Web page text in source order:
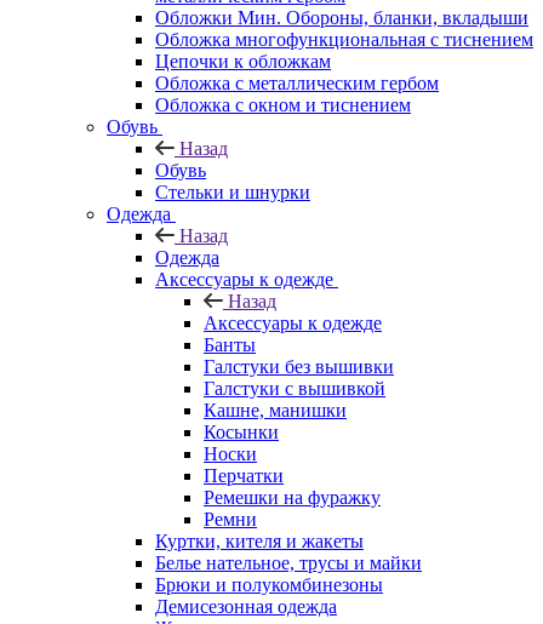
Обложки Мин. Обороны, бланки, вкладыши
Обложка многофункциональная с тиснением
Цепочки к обложкам
Обложка с металлическим гербом
Обложка с окном и тиснением
Обувь
Назад
Обувь
Стельки и шнурки
Одежда
Назад
Одежда
Аксессуары к одежде
Назад
Аксессуары к одежде
Банты
Галстуки без вышивки
Галстуки с вышивкой
Кашне, манишки
Косынки
Носки
Перчатки
Ремешки на фуражку
Ремни
Куртки, кителя и жакеты
Белье нательное, трусы и майки
Брюки и полукомбинезоны
Демисезонная одежда